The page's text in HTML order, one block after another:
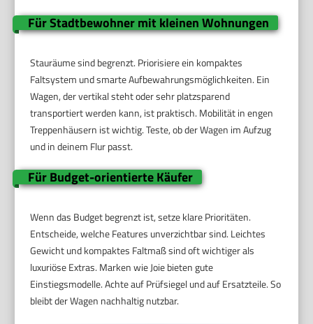
Für Stadtbewohner mit kleinen Wohnungen
Stauräume sind begrenzt. Priorisiere ein kompaktes
Faltsystem und smarte Aufbewahrungsmöglichkeiten. Ein
Wagen, der vertikal steht oder sehr platzsparend
transportiert werden kann, ist praktisch. Mobilität in engen
Treppenhäusern ist wichtig. Teste, ob der Wagen im Aufzug
und in deinem Flur passt.
Für Budget-orientierte Käufer
Wenn das Budget begrenzt ist, setze klare Prioritäten.
Entscheide, welche Features unverzichtbar sind. Leichtes
Gewicht und kompaktes Faltmaß sind oft wichtiger als
luxuriöse Extras. Marken wie Joie bieten gute
Einstiegsmodelle. Achte auf Prüfsiegel und auf Ersatzteile. So
bleibt der Wagen nachhaltig nutzbar.